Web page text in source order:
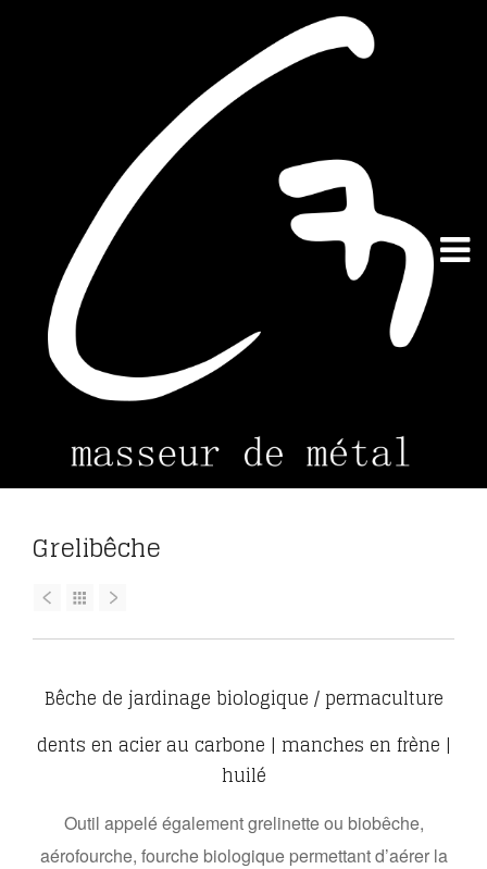
Grelibêche
Bêche de jardinage biologique / permaculture
dents en acier au carbone | manches en frène |
huilé
Outil appelé également grelinette ou biobêche,
aérofourche, fourche biologique permettant d’aérer la